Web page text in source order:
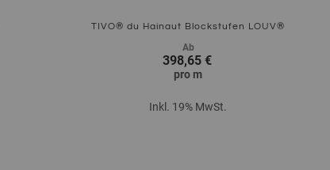
TIVO® du Hainaut Blockstufen LOUV®
Ab
398,65 €
pro m
Inkl. 19% MwSt.